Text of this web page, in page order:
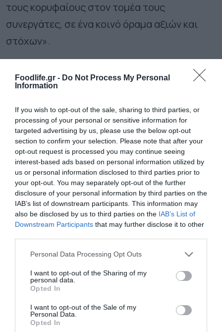
Foodlife.gr - Do Not Process My Personal
Information
If you wish to opt-out of the sale, sharing to third parties, or
processing of your personal or sensitive information for
targeted advertising by us, please use the below opt-out
section to confirm your selection. Please note that after your
opt-out request is processed you may continue seeing
interest-based ads based on personal information utilized by
us or personal information disclosed to third parties prior to
your opt-out. You may separately opt-out of the further
disclosure of your personal information by third parties on the
IAB’s list of downstream participants. This information may
also be disclosed by us to third parties on the IAB’s List of
Downstream Participants that may further disclose it to other
Please note that this website/app uses one or more Google
not limited to your visit or usage behaviour. You may click to
grant or deny consent to Google and its third-party tags to
use your data for below specified purposes in below Google
consent section.
Personal Data Processing Opt Outs
I want to opt-out of the Sharing of my
personal data.
Opted In
I want to opt-out of the Sale of my
Personal Data.
Opted In
τους κορυφαίους στον τομέα τους
συνεργάτες, σε ένα κοινό όραμα αξιών και
στόχων».
StoiximanGreek BasketballLeague
τις αξίες του αθλητισμού, την ευγενή άμιλλα,
την επιμονή, την ομαδικότητα και το πάθος
για πρόοδο. Η συνεργασία αυτή αναδεικνύει
τη σημασία της επιχειρηματικής
υπευθυνότητας στον αθλητισμό,
ενδυναμώνει το ελληνικό μπάσκετ και
εμπνέει τη νέα γενιά.
ΝielsenIQ Year 2024 Total Market Still Water
Ακολουθήστε τοfoodlife.gr στο Google
Newsκαι μάθετε πρώτοι όλες τις ειδήσεις